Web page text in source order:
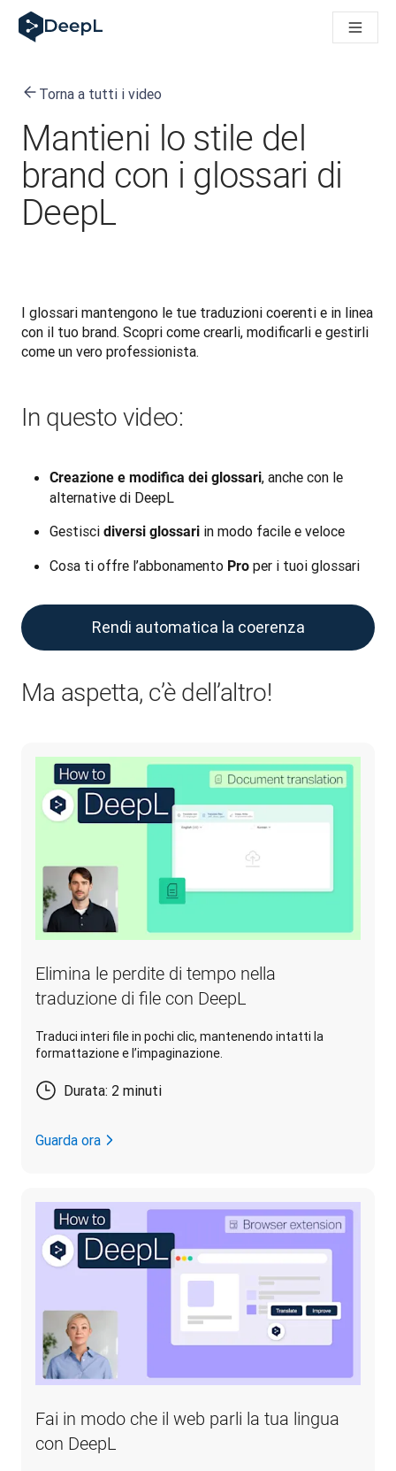
DeepL per gli agenti IA
Translation Flow di DeepL: Nuovi flussi di lavoro basati
Scopri Translation Flow: La localizzazione che
Sistema di valutazione qualità traduzioni DeepL in sviluppo
Da traduzione testi a piattaforma vocale in tempo reale
Building an instantly accessible voice demo with DeepL
Torna a tutti i video
Mantieni lo stile del
brand con i glossari di
DeepL
I glossari mantengono le tue traduzioni coerenti e in linea
con il tuo brand. Scopri come crearli, modificarli e gestirli
come un vero professionista.
In questo video:
Creazione e modifica dei glossari, anche con le
alternative di DeepL
Gestisci diversi glossari in modo facile e veloce
Cosa ti offre l’abbonamento Pro per i tuoi glossari
Rendi automatica la coerenza
Ma aspetta, c’è dell’altro!
Elimina le perdite di tempo nella
traduzione di file con DeepL
Traduci interi file in pochi clic, mantenendo intatti la
formattazione e l’impaginazione.
Durata: 2 minuti
Guarda ora
Fai in modo che il web parli la tua lingua
con DeepL